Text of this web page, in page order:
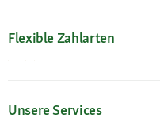
Flexible Zahlarten
Unsere Services